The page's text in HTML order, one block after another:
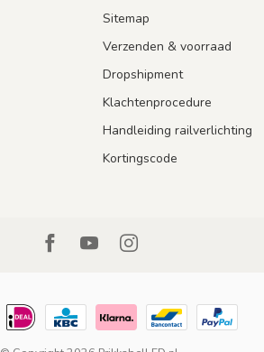
Sitemap
Verzenden & voorraad
Dropshipment
Klachtenprocedure
Handleiding railverlichting
Kortingscode